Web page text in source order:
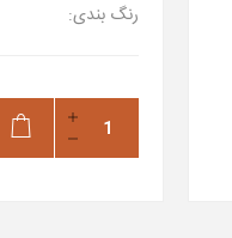
رنگ بندی: